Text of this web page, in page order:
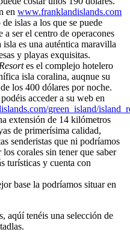
en www.franklandislands.com
islas a los que se puede
ser el centro de operacones
isla es una auténtica maravilla
y playas exquisitas.
es el complejo hotelero
isla coralina, auqnue su
los 400 dólares por noche.
acceder a su web en
green_island/
extensión de 14 kilómetros
de primerísima calidad,
senderistas que ni podríamos
corales sin tener que saber
turísticas y cuenta con
base la podríamos situar en
aqúí tenéis una selección de